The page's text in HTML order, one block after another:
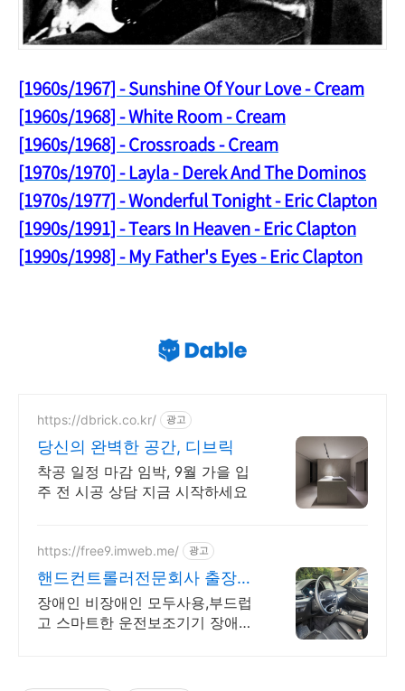
[1960s/1967] - Sunshine Of Your Love - Cream
[1960s/1968] - White Room - Cream
[1960s/1968] - Crossroads - Cream
[1970s/1970] - Layla - Derek And The Dominos
[1970s/1977] - Wonderful Tonight - Eric Clapton
[1990s/1991] - Tears In Heaven - Eric Clapton
[1990s/1998] - My Father's Eyes - Eric Clapton
https://dbrick.co.kr/ 광고
당신의 완벽한 공간, 디브릭
착공 일정 마감 임박, 9월 가을 입
주 전 시공 상담 지금 시작하세요
https://free9.imweb.me/ 광고
핸드컨트롤러전문회사 출장시
공 나이스코리아 프리9레이싱
출시
장애인 비장애인 모두사용,부드럽
고 스마트한 운전보조기기 장애인